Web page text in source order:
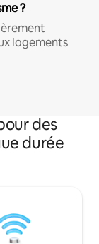
?
logements
des
durée